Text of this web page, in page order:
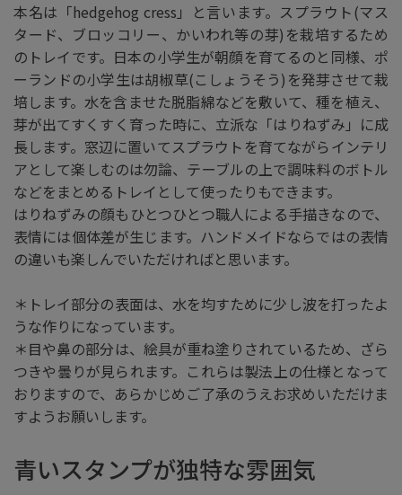
本名は「hedgehog cress」と言います。スプラウト(マス
タード、ブロッコリー、かいわれ等の芽)を栽培するため
のトレイです。日本の小学生が朝顔を育てるのと同様、ポ
ーランドの小学生は胡椒草(こしょうそう)を発芽させて栽
培します。水を含ませた脱脂綿などを敷いて、種を植え、
芽が出てすくすく育った時に、立派な「はりねずみ」に成
長します。窓辺に置いてスプラウトを育てながらインテリ
アとして楽しむのは勿論、テーブルの上で調味料のボトル
などをまとめるトレイとして使ったりもできます。
はりねずみの顔もひとつひとつ職人による手描きなので、
表情には個体差が生じます。ハンドメイドならではの表情
の違いも楽しんでいただければと思います。
＊トレイ部分の表面は、水を均すために少し波を打ったよ
うな作りになっています。
＊目や鼻の部分は、絵具が重ね塗りされているため、ざら
つきや曇りが見られます。これらは製法上の仕様となって
おりますので、あらかじめご了承のうえお求めいただけま
すようお願いします。
青いスタンプが独特な雰囲気